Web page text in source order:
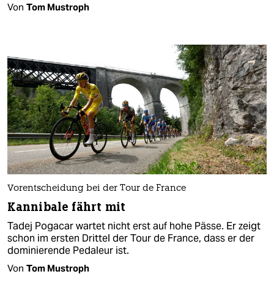
Von Tom Mustroph
Vorentscheidung bei der Tour de France
Kannibale fährt mit
Tadej Pogacar wartet nicht erst auf hohe Pässe. Er zeigt
schon im ersten Drittel der Tour de France, dass er der
dominierende Pedaleur ist.
Von Tom Mustroph